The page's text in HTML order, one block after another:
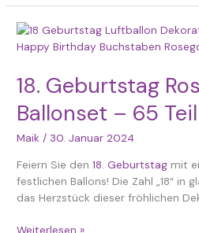
18. Geburtstag
Ballonset – 65
Maik/ 30. Januar 2024
Feiern Sie den18. Geburtstag mit
festlichen Ballons! Die Zahl „18“ in
das Herzstück dieser fröhlichen
18.
Geburtstag
Ballonset
–
65
Weiterlesen »